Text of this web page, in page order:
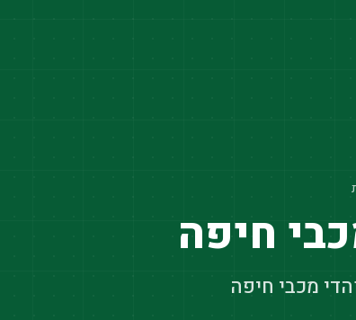
חיפה
מכבי חיפה